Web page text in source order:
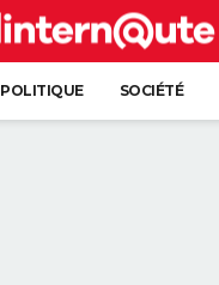
POLITIQUE SOCIÉTÉ